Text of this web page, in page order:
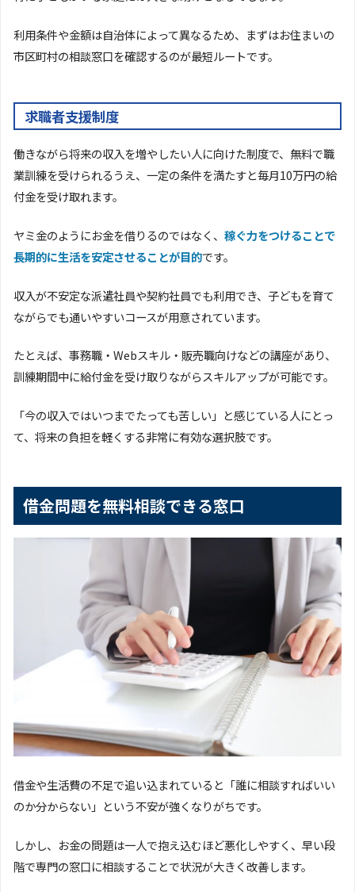
利用条件や金額は自治体によって異なるため、まずはお住まいの
市区町村の相談窓口を確認するのが最短ルートです。
求職者支援制度
働きながら将来の収入を増やしたい人に向けた制度で、無料で職
業訓練を受けられるうえ、一定の条件を満たすと毎月10万円の給
付金を受け取れます。
ヤミ金のようにお金を借りるのではなく、 稼ぐ力をつけることで
長期的に生活を安定させることが目的です。
収入が不安定な派遣社員や契約社員でも利用でき、子どもを育て
ながらでも通いやすいコースが用意されています。
たとえば、事務職・Webスキル・販売職向けなどの講座があり、
訓練期間中に給付金を受け取りながらスキルアップが可能です。
「今の収入ではいつまでたっても苦しい」と感じている人にとっ
て、将来の負担を軽くする非常に有効な選択肢です。
借金問題を無料相談できる窓口
借金や生活費の不足で追い込まれていると「誰に相談すればいい
のか分からない」という不安が強くなりがちです。
しかし、お金の問題は一人で抱え込むほど悪化しやすく、早い段
階で専門の窓口に相談することで状況が大きく改善します。